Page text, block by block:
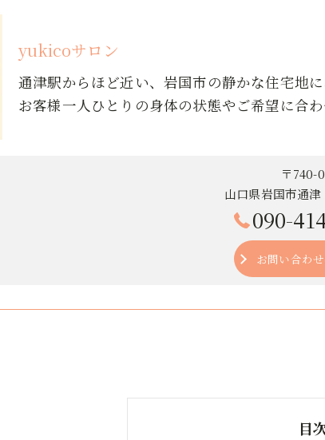
yukicoサロン
通津駅からほど近い、岩国市の静かな住宅地
お客様一人ひとりの身体の状態やご希望に合
〒740-
山口県岩国市通
090-
お問い合わ
目